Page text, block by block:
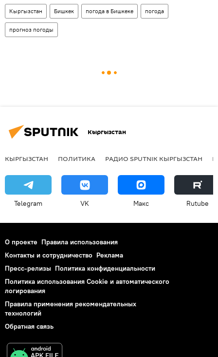
Кыргызстан Бишкек погода в Бишкеке погода
прогноз погоды
Кыргызстан
КЫРГЫЗСТАН ПОЛИТИКА РАДИО SPUTNIK КЫРГЫЗСТАН
Telegram VK Макс Rutube
О проекте Правила использования
Контакты и сотрудничество Реклама
Пресс-релизы Политика конфиденциальности
Политика использования Cookie и автоматического
логирования
Правила применения рекомендательных
технологий
Обратная связь